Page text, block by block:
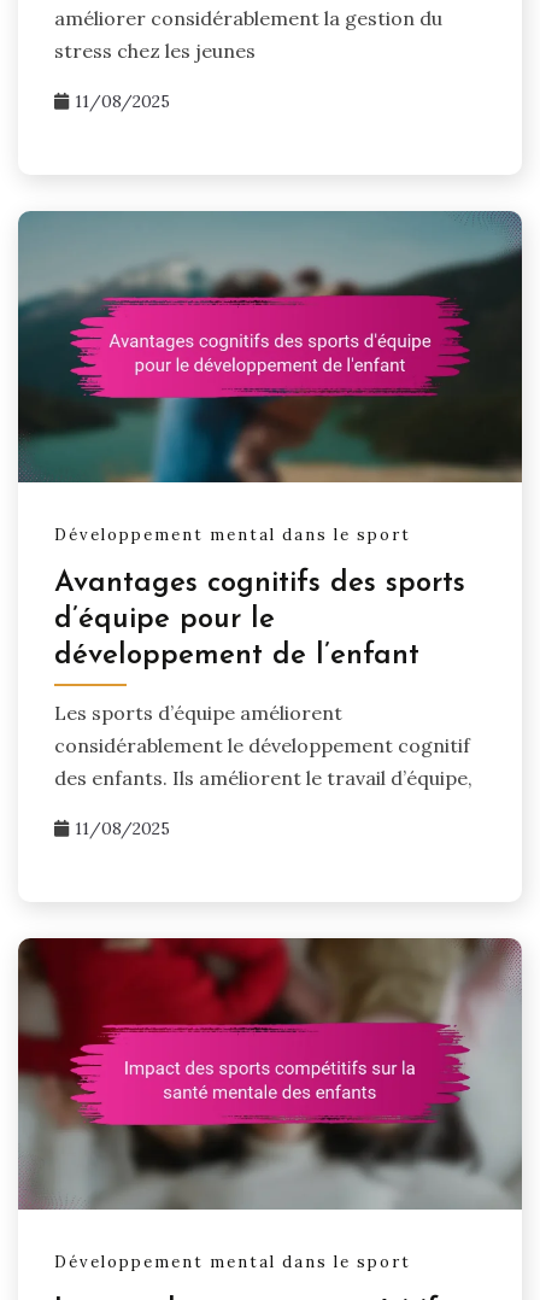
améliorer considérablement la gestion du
stress chez les jeunes
11/08/2025
Développement mental dans le sport
Avantages cognitifs des sports
d’équipe pour le
développement de l’enfant
Les sports d’équipe améliorent
considérablement le développement cognitif
des enfants. Ils améliorent le travail d’équipe,
11/08/2025
Développement mental dans le sport